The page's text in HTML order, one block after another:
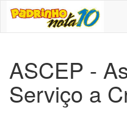
ASCEP -
Serviço a